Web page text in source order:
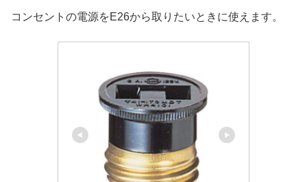
コンセントの電源をE26から取りたいときに使えます。